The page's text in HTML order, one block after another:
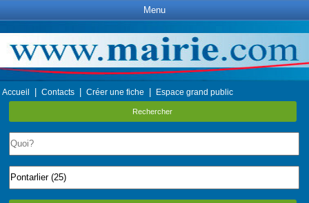
Menu
Accueil Contacts Créer une fiche Espace grand public
Rechercher